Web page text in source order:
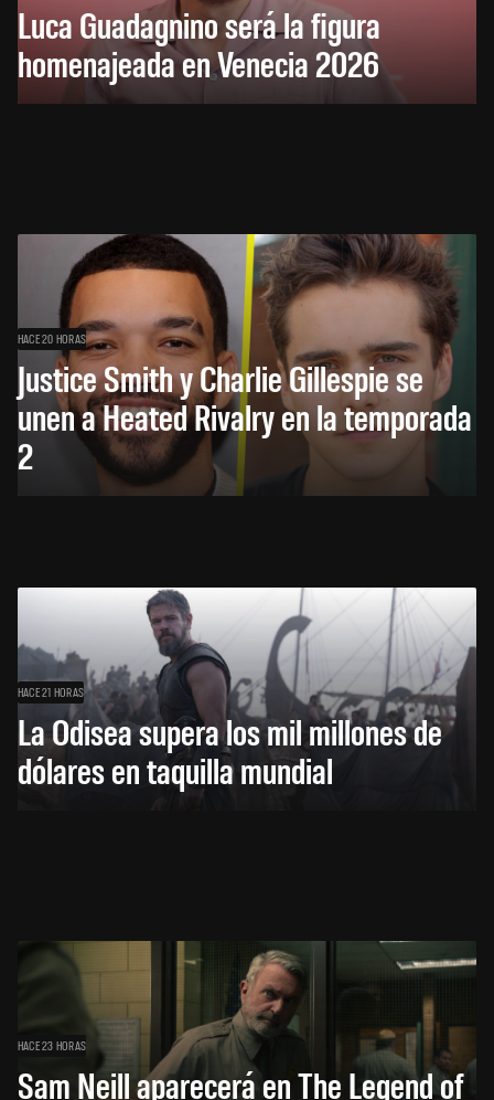
Luca Guadagnino será la figura
homenajeada en Venecia 2026
HACE 20 HORAS
Justice Smith y Charlie Gillespie se
unen a Heated Rivalry en la temporada
2
HACE 21 HORAS
La Odisea supera los mil millones de
dólares en taquilla mundial
HACE 23 HORAS
Sam Neill aparecerá en The Legend of